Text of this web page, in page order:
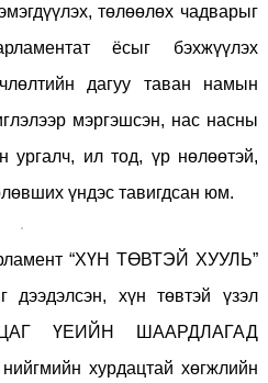
төлөөлөх чадварыг
ёсыг бэхжүүлэх
дагуу таван намын
мэргэшсэн, нас насны
ургалч, ил тод, үр нөлөөтэй,
үндэс тавигдсан юм.
“ХҮН ТӨВТЭЙ ХУУЛЬ”
дээдэлсэн, хүн төвтэй үзэл
ҮЕИЙН ШААРДЛАГАД
хурдацтай хөгжлийн